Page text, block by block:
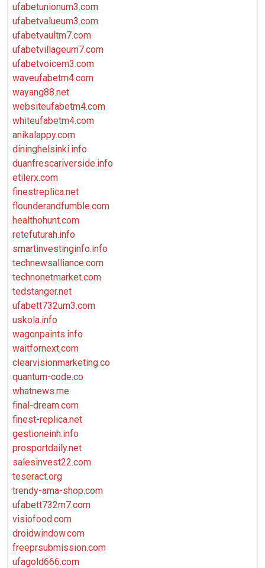
ufabetunionum3.com
ufabetvalueum3.com
ufabetvaultm7.com
ufabetvillageum7.com
ufabetvoicem3.com
waveufabetm4.com
wayang88.net
websiteufabetm4.com
whiteufabetm4.com
anikalappy.com
dininghelsinki.info
duanfrescariverside.info
etilerx.com
finestreplica.net
flounderandfumble.com
healthohunt.com
retefuturah.info
smartinvestinginfo.info
technewsalliance.com
technonetmarket.com
tedstanger.net
ufabett732um3.com
uskola.info
wagonpaints.info
waitfornext.com
clearvisionmarketing.co
quantum-code.co
whatnews.me
final-dream.com
finest-replica.net
gestioneinh.info
prosportdaily.net
salesinvest22.com
teseract.org
trendy-ama-shop.com
ufabett732m7.com
visiofood.com
droidwindow.com
freeprsubmission.com
ufagold666.com